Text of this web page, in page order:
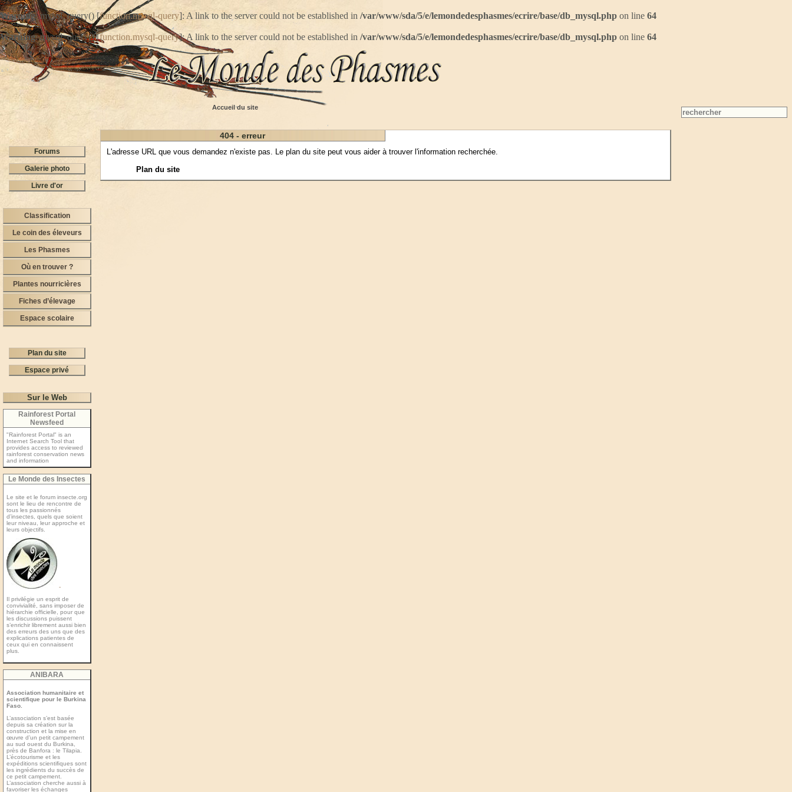
Warning: mysql_query() [function.mysql-query]: A link to the server could not be established in /var/www/sda/5/e/lemondedesphasmes/ecrire/base/db_mysql.php on line 64
Warning: mysql_query() [function.mysql-query]: A link to the server could not be established in /var/www/sda/5/e/lemondedesphasmes/ecrire/base/db_mysql.php on line 64
Accueil du site
Forums
Galerie photo
Livre d'or
Classification
Le coin des éleveurs
Les Phasmes
Où en trouver ?
Plantes nourricières
Fiches d’élevage
Espace scolaire
Plan du site
Espace privé
Sur le Web
Rainforest Portal
Newsfeed
"Rainforest Portal" is an
Internet Search Tool that
provides access to reviewed
rainforest conservation news
and information
Le Monde des Insectes
Le site et le forum insecte.org
sont le lieu de rencontre de
tous les passionnés
d’insectes, quels que soient
leur niveau, leur approche et
leurs objectifs.
-
Il privilégie un esprit de
convivialité, sans imposer de
hiérarchie officielle, pour que
les discussions puissent
s’enrichir librement aussi bien
des erreurs des uns que des
explications patientes de
ceux qui en connaissent
plus.
ANIBARA
Association humanitaire et
scientifique pour le Burkina
Faso.
L’association s’est basée
depuis sa création sur la
construction et la mise en
œuvre d’un petit campement
au sud ouest du Burkina,
près de Banfora : le Tilapia.
L’écotourisme et les
expéditions scientiﬁques sont
les ingrédients du succès de
ce petit campement.
L’association cherche aussi à
favoriser les échanges
404 - erreur
L'adresse URL que vous demandez n'existe pas. Le plan du site peut vous aider à trouver l'information recherchée.
Plan du site